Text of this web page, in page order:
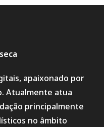
apaixonado por
Atualmente atua
principalmente
no âmbito